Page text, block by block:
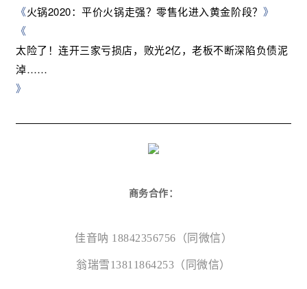
《火锅2020：平价火锅走强？零售化进入黄金阶段？ 》
《
太险了！连开三家亏损店，败光2亿，老板不断深陷负债泥
淖……
》
商务合作：
佳音呐 18842356756（同微信）
翁瑞雪13811864253（同微信）